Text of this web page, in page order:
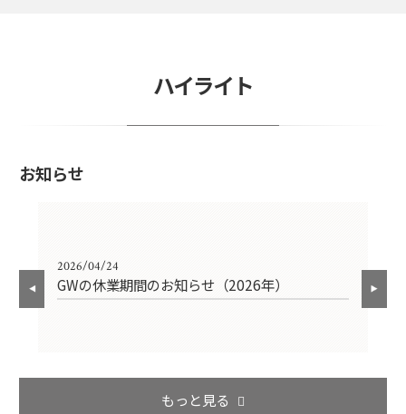
ハイライト
お知らせ
2026/04/24
GWの休業期間のお知らせ（2026年）
もっと見る